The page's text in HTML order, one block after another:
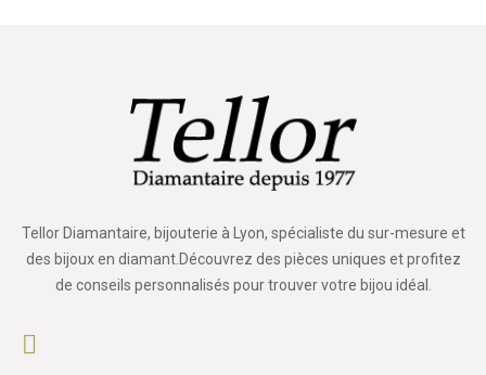
Tellor Diamantaire, bijouterie à Lyon, spécialiste du sur-mesure et
des bijoux en diamant.Découvrez des pièces uniques et profitez
de conseils personnalisés pour trouver votre bijou idéal.